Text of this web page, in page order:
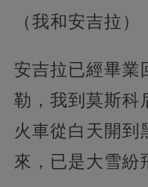
（我和安吉拉）
安吉拉已經畢業
勒，我到莫斯科
火車從白天開到
來，已是大雪紛